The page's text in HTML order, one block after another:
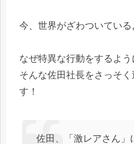
今、世界がざわついている
なぜ特異な行動をするよう
そんな佐田社長をさっそ
す！
佐田、「激レアさん」